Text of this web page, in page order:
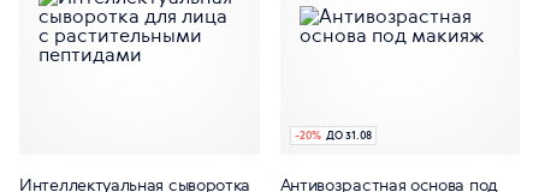
Интеллектуальная сыворотка
-20% ДО 31.08
Антивозрастная основа под